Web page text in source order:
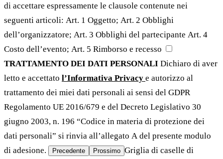
di accettare espressamente le clausole contenute nei
seguenti articoli: Art. 1 Oggetto; Art. 2 Obblighi
dell’organizzatore; Art. 3 Obblighi del partecipante Art. 4
Costo dell’evento; Art. 5 Rimborso e recesso
TRATTAMENTO DEI DATI PERSONALI
letto e accettato l’Informativa Privacy e autorizzo al
trattamento dei miei dati personali ai sensi del GDPR
Regolamento UE 2016/679 e del Decreto Legislativo 30
giugno 2003, n. 196 “Codice in materia di protezione dei
dati personali” si rinvia all’allegato A del presente modulo
di adesione.
Precedente Prossimo Griglia di caselle di